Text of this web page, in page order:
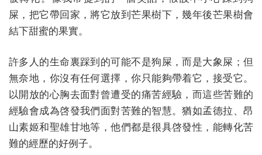
屎，把它帶回家，將它放到芒果樹下，幾年後芒果樹會
結下甜蜜的果實。
許多人的生命裏踩到的可能不是狗屎，而是大象屎；但
無奈地，你沒有任何選擇，你只能夠帶着它，接受它。
以開放的心胸去面對曾遭受的痛苦經驗，而這些苦難的
經驗會成為啓發我們面對苦難的智慧。猶如孟德拉、昂
山素姬和聖雄甘地等，他們都是很具啓發性，能轉化苦
難的經歷的好例子。